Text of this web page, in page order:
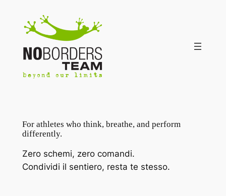
contenuto
For athletes who think, breathe, and perform
differently.
Zero schemi, zero comandi.
Condividi il sentiero, resta te stesso.